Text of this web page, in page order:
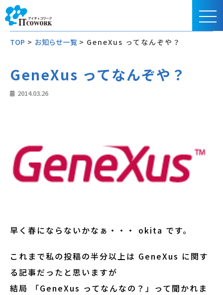
TOP > お知らせ一覧 > GeneXus ってなんぞや？
GeneXus ってなんぞや？
2014.03.26
早く春にならないかなぁ・・・ okita です。
これまで私の投稿の半分以上は GeneXus に関す
る記事だったと思いますが
結局 「GeneXus ってなんなの？」って聞かれま